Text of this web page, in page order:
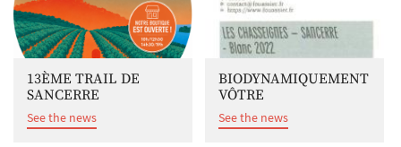
13ÈME TRAIL DE
SANCERRE
See the news
BIODYNAMIQUEMENT
VÔTRE
See the news